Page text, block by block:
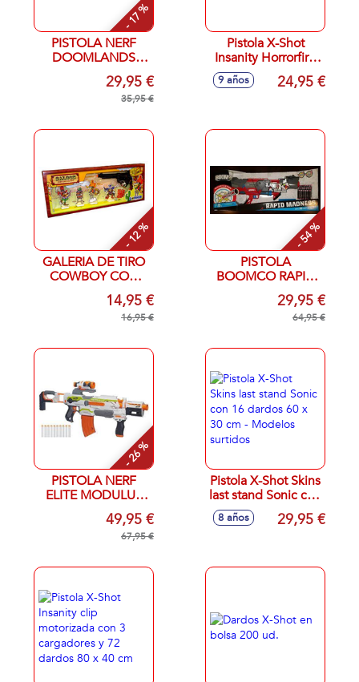
- 17 %
PISTOLA NERF
DOOMLANDS
VAGABOND 6
DARDOS
LANZAMIENTO
29,95 €
35,95 €
Pistola X-Shot
Insanity Horrorfire
Doomsday con 16
dardos 70 cm.
9 años 24,95 €
- 12 %
GALERIA DE TIRO
COWBOY CON
PISTOLA14,95 €
16,95 €
- 54 %
PISTOLA
BOOMCO RAPID
MADNESS 30
DARDOS29,95 €
64,95 €
- 26 %
PISTOLA NERF
ELITE MODULUS
10 DARDOS49,95 €
67,95 €
Pistola X-Shot Skins
last stand Sonic con
16 dardos 60 x 30
cm - Modelos
8 años 29,95 €